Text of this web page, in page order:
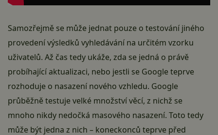
Samozřejmě se může jednat pouze o testování jiného
provedení výsledků vyhledávání na určitém vzorku
uživatelů. Až čas tedy ukáže, zda se jedná o právě
probíhající aktualizaci, nebo jestli se Google teprve
rozhoduje o nasazení nového vzhledu. Google
průběžně testuje velké množství věcí, z nichž se
mnoho nikdy nedočká masového nasazení. Toto tedy
může být jedna z nich – koneckonců teprve před